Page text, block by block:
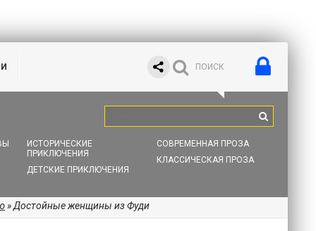
ИСТОРИЧЕСКИЕ
ПРИКЛЮЧЕНИЯ
ДЕТСКИЕ ПРИКЛЮЧЕНИЯ
СОВРЕМЕННАЯ ПРОЗА
КЛАССИЧЕСКАЯ ПРОЗА
» Достойные женщины из Фуди